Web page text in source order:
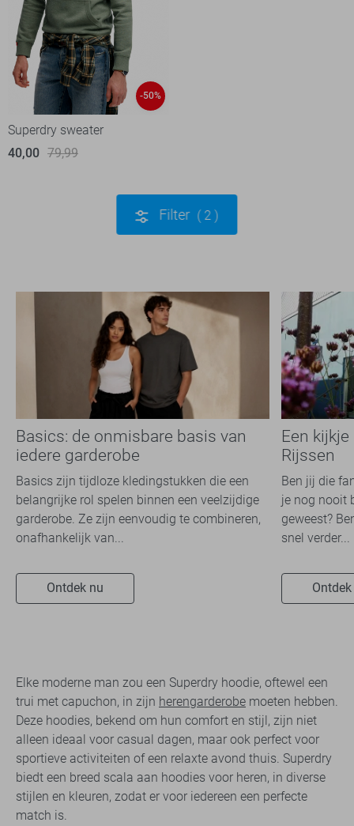
-50%
Superdry sweater
40,00 79,99
Filter 2
Basics: de onmisbare basis van
iedere garderobe
Basics zijn tijdloze kledingstukken die een
belangrijke rol spelen binnen een veelzijdige
garderobe. Ze zijn eenvoudig te combineren,
onafhankelijk van...
Ontdek nu
Een
Rijssen
Ben jij die
je nog nooit
geweest?
snel verder...
Elke moderne man zou een Superdry hoodie, oftewel een
trui met capuchon, in zijn herengarderobe moeten hebben.
Deze hoodies, bekend om hun comfort en stijl, zijn niet
alleen ideaal voor casual dagen, maar ook perfect voor
sportieve activiteiten of een relaxte avond thuis. Superdry
biedt een breed scala aan hoodies voor heren, in diverse
stijlen en kleuren, zodat er voor iedereen een perfecte
match is.